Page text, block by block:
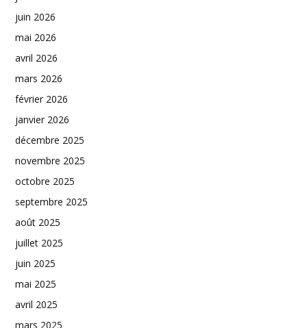
juin 2026
mai 2026
avril 2026
mars 2026
février 2026
janvier 2026
décembre 2025
novembre 2025
octobre 2025
septembre 2025
août 2025
juillet 2025
juin 2025
mai 2025
avril 2025
mars 2025